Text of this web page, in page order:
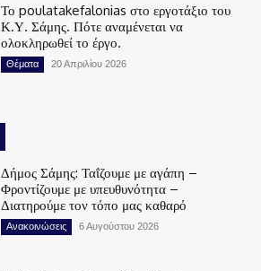
Το poulatakefalonias στο εργοτάξιο του
Κ.Υ. Σάμης. Πότε αναμένεται να
ολοκληρωθεί το έργο.
Θέματα 20 Απριλίου 2026
Δήμος Σάμης: Ταΐζουμε με αγάπη –
Φροντίζουμε με υπευθυνότητα –
Διατηρούμε τον τόπο μας καθαρό
Ανακοινώσεις 6 Αυγούστου 2026